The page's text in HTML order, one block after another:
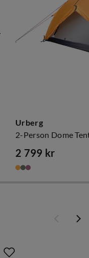
Urberg
2-Person Dome
price
2 799 kr